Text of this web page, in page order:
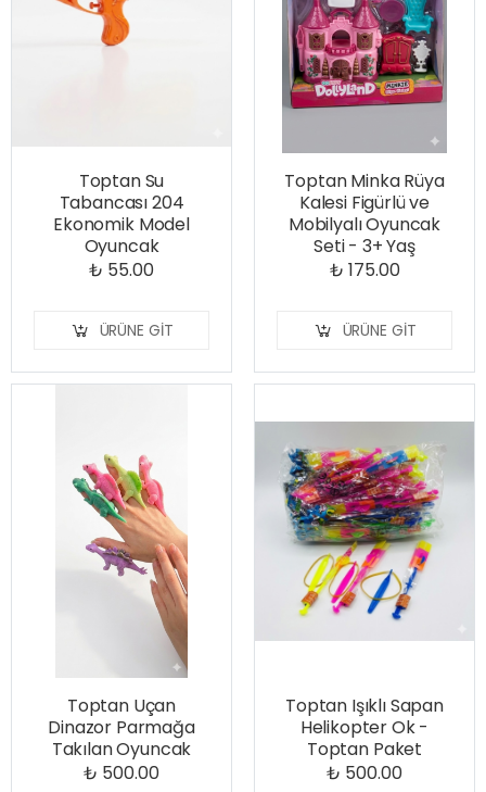
Toptan Su
Tabancası 204
Ekonomik Model
Oyuncak
₺ 55.00
ÜRÜNE GIT
Toptan Minka Rüya
Kalesi Figürlü ve
Mobilyalı Oyuncak
Seti - 3+ Yaş
₺ 175.00
ÜRÜNE GIT
Toptan Uçan
Dinazor Parmağa
Takılan Oyuncak
₺ 500.00
Toptan Işıklı Sapan
Helikopter Ok -
Toptan Paket
₺ 500.00